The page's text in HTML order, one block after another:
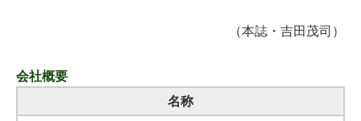
（本誌・吉田茂司）
会社概要
名称